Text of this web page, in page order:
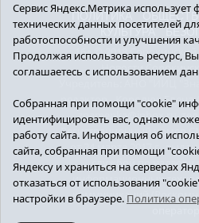
ПОЛИТИКА
КУЛЬТУРА
16+ © 2018 Сорокинский
Новости
редактор - Королюк Елена
znamenka@inbox.ru,
Регистрационный номер
от 24 марта 2017 г.,
службой по надзору
информационных
коммуникаций
Сервис Яндекс.Метрика
технических данных посетителей
работоспособности и улучшения
Продолжая использовать ресурс,
соглашаетесь с использованием
Собранная при помощи "cookie"
идентифицировать вас, однако
работу сайта. Информация об
сайта, собранная при помощи
Яндексу и храниться на серверах
отказаться от использования
настройки в браузере. Политика